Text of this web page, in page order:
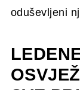
oduševljeni